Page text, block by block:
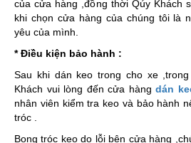
của cửa hàng ,đồng thời Qúy Khách
khi chọn cửa hàng của chúng tôi là
yêu của mình.
* Điều kiện bảo hành :
Sau khi dán keo trong cho xe
Khách vui lòng đến cửa hàng dán
nhân viên kiểm tra keo và bảo hành
tróc .
Bong tróc keo do lỗi bên cửa hàng